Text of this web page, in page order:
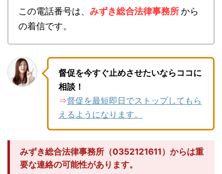
この電話番号は、 みずき総合法律事務所から
の着信です。
督促を今すぐ止めさせたいならココに
相談！
⇒督促を最短即日でストップしてもら
えるようになります。
みずき総合法律事務所（0352121611）からは重
要な連絡の可能性があります。